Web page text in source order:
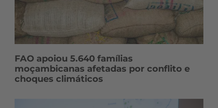
FAO apoiou 5.640 famílias
moçambicanas afetadas por conflito e
choques climáticos